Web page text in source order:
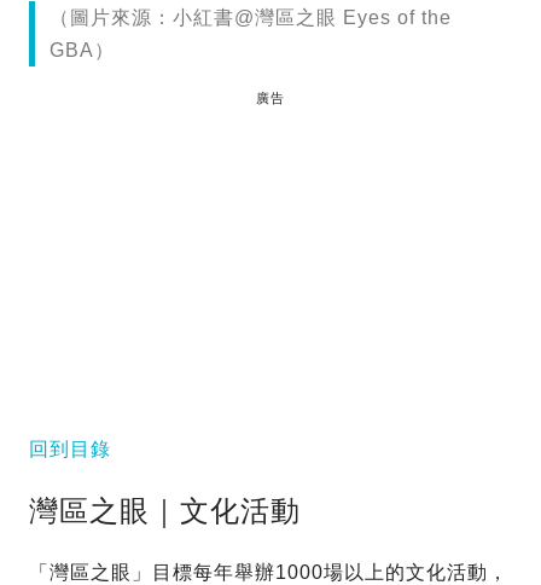
（圖片來源：小紅書@灣區之眼 Eyes of the
GBA）
廣告
回到目錄
灣區之眼｜文化活動
「灣區之眼」目標每年舉辦1000場以上的文化活動，